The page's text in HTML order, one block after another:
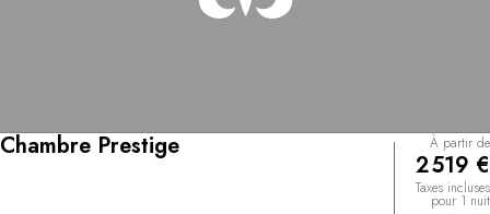
Chambre Prestige À partir de
2 519 €
Taxes incluses
pour 1 nuit